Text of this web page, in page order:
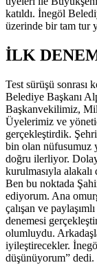
katıldı. İnegöl
üzerinde bir tam tur
İLK
Test sürüşü sonrası
Belediye Başkanı
Başkanvekilimiz,
Üyelerimiz ve
gerçekleştirdik.
bin olan nüfusumuz
doğru ilerliyor.
kurulmasıyla
Ben bu noktada
ediyorum. Ana
çalışan ve
denemesi
olumluydu.
iyileştirecekler.
düşünüyorum” dedi.